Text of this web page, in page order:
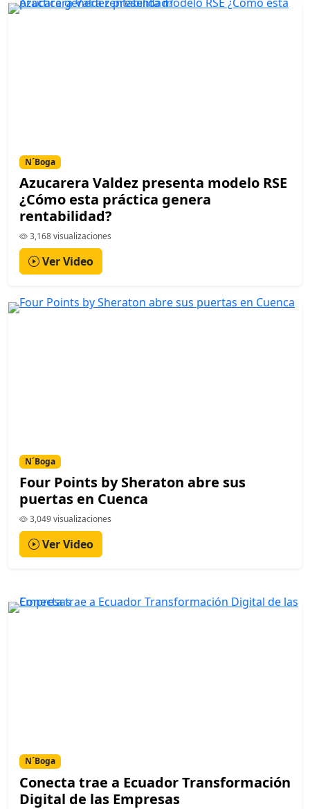
N´Boga
Azucarera Valdez presenta modelo RSE
¿Cómo esta práctica genera
rentabilidad?
3,168 visualizaciones
Ver Video
N´Boga
Four Points by Sheraton abre sus
puertas en Cuenca
3,049 visualizaciones
Ver Video
N´Boga
Conecta trae a Ecuador Transformación
Digital de las Empresas